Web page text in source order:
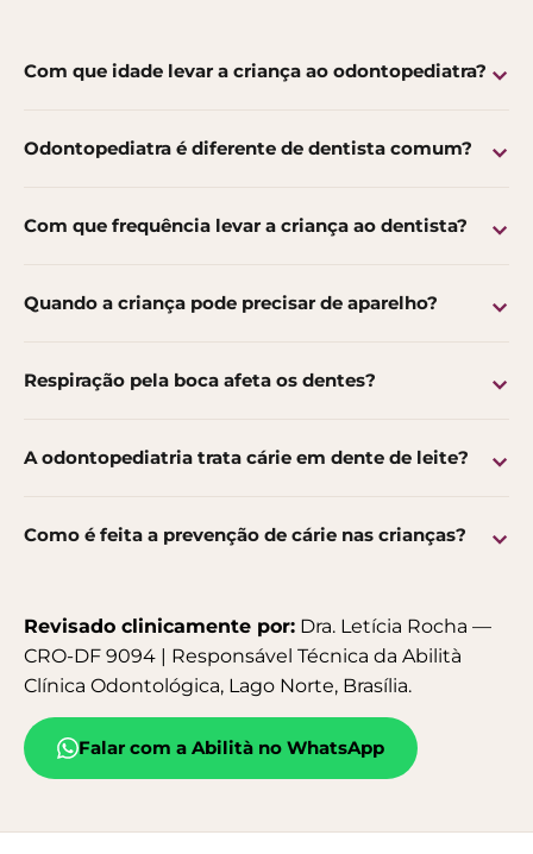
Com que idade levar a criança ao odontopediatra?
Odontopediatra é diferente de dentista comum?
Com que frequência levar a criança ao dentista?
Quando a criança pode precisar de aparelho?
Respiração pela boca afeta os dentes?
A odontopediatria trata cárie em dente de leite?
Como é feita a prevenção de cárie nas crianças?
Revisado clinicamente por: Dra. Letícia Rocha —
CRO-DF 9094 | Responsável Técnica da Abilità
Clínica Odontológica, Lago Norte, Brasília.
Falar com a Abilità no WhatsApp